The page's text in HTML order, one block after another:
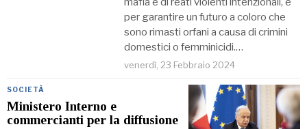
per garantire un futuro a coloro che
sono rimasti orfani a causa di crimini
domestici o femminicidi.…
venerdì, 23 Febbraio 2024
SOCIETÀ
Ministero Interno e
commercianti per la diffusione